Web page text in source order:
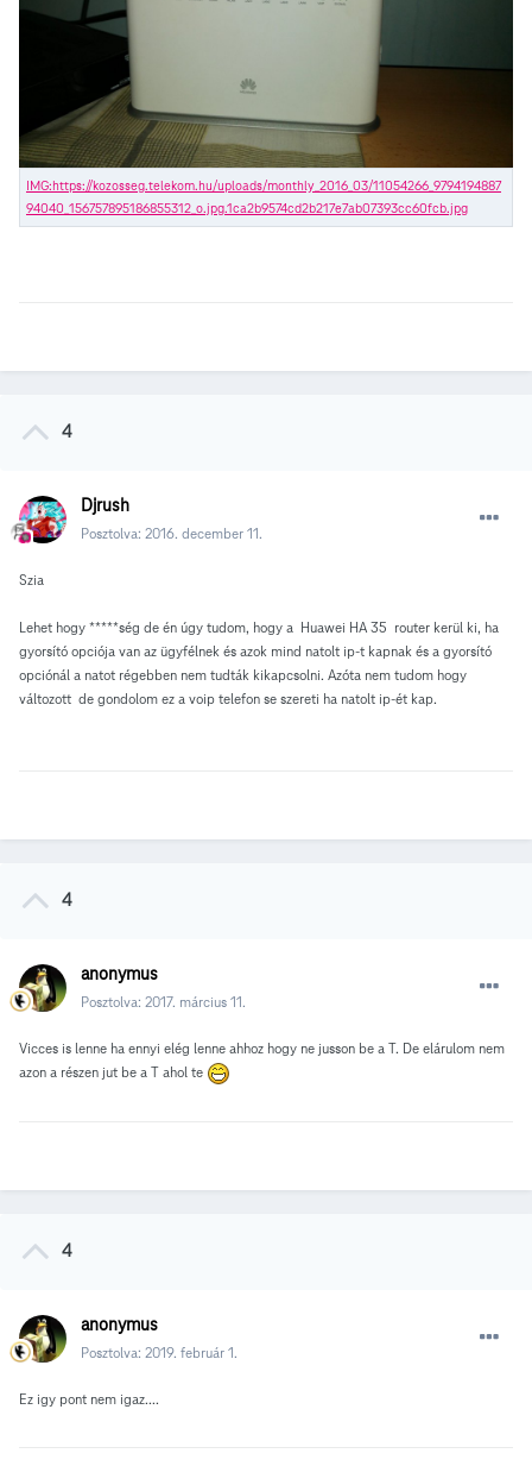
4
Djrush
Posztolva: 2016. december 11.
Szia
Lehet hogy *****ség de én úgy tudom, hogy a Huawei HA 35 router kerül ki, ha
gyorsító opciója van az ügyfélnek és azok mind natolt ip-t kapnak és a gyorsító
opciónál a natot régebben nem tudták kikapcsolni. Azóta nem tudom hogy
változott de gondolom ez a voip telefon se szereti ha natolt ip-ét kap.
4
anonymus
Posztolva: 2017. március 11.
Vicces is lenne ha ennyi elég lenne ahhoz hogy ne jusson be a T. De elárulom nem
azon a részen jut be a T ahol te
4
anonymus
Posztolva: 2019. február 1.
Ez igy pont nem igaz....